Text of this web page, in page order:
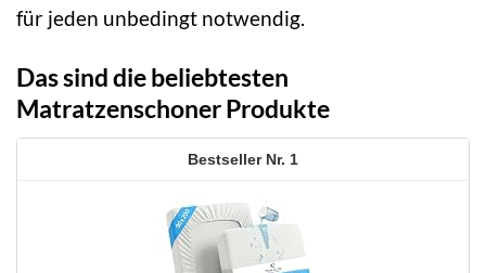
für jeden unbedingt notwendig.
Das sind die beliebtesten
Matratzenschoner Produkte
1